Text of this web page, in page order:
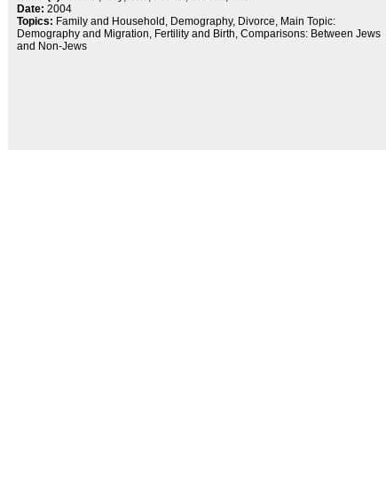
Date: 2004
Topics: Family and Household, Demography, Divorce, Main Topic:
Demography and Migration, Fertility and Birth, Comparisons: Between Jews
and Non-Jews